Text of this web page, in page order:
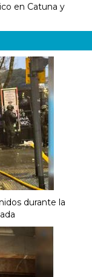
en Catuna y
durante la